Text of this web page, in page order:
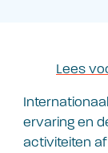
Lees
ervaring en
activiteiten